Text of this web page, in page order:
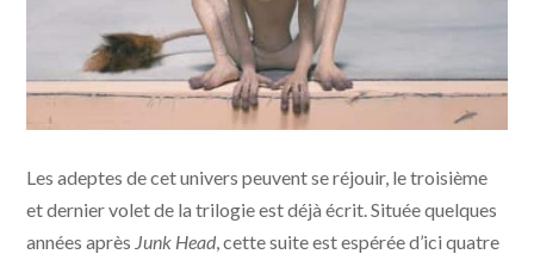
Les adeptes de cet univers peuvent se réjouir, le troisième
et dernier volet de la trilogie est déjà écrit. Située quelques
années après Junk Head, cette suite est espérée d’ici quatre